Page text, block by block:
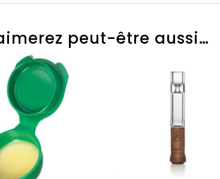
peut-être aussi…